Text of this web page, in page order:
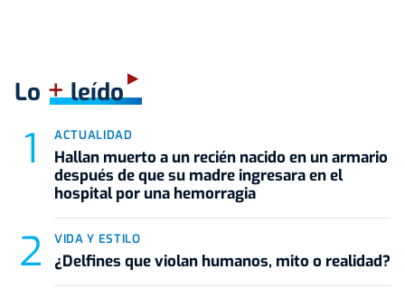
Lo +leído
ACTUALIDAD
Hallan muerto a un recién nacido en un armario
después de que su madre ingresara en el
hospital por una hemorragia
VIDA Y ESTILO
¿Delfines que violan humanos, mito o realidad?